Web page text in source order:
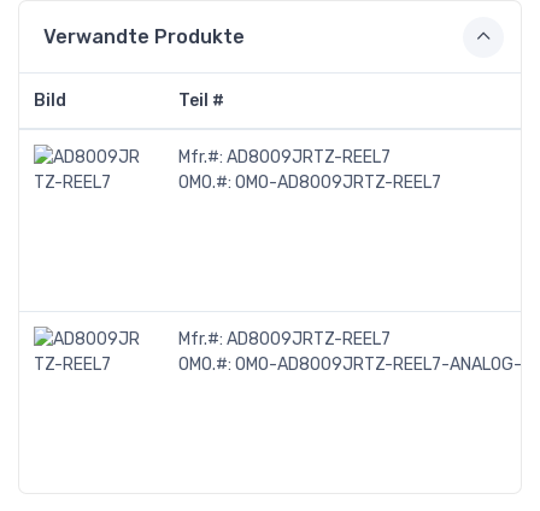
Verwandte Produkte
Bild Teil #
Mfr.#: AD8009JRTZ-REEL7
OMO.#: OMO-AD8009JRTZ-REEL7
Mfr.#: AD8009JRTZ-REEL7
OMO.#: OMO-AD8009JRTZ-REEL7-ANALOG-